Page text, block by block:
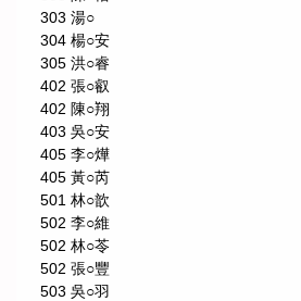
303 湯○
304 楊○安
305 洪○睿
402 張○叡
402 陳○翔
403 吳○安
405 李○燁
405 黃○芮
501 林○歆
502 李○維
502 林○苓
502 張○豐
503 吳○羽